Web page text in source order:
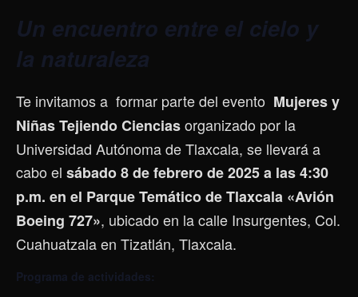
Un encuentro entre el cielo y
la naturaleza
Te invitamos a formar parte del evento Mujeres y
Niñas Tejiendo Cienciasorganizado por la
Universidad Autónoma de Tlaxcala, se llevará a
cabo el sábado 8 de febrero de 2025 a las 4:30
p.m. en el Parque Temático de Tlaxcala «Avión
Boeing 727», ubicado en la calle Insurgentes, Col.
Cuahuatzala en Tizatlán, Tlaxcala.
Programa de actividades: